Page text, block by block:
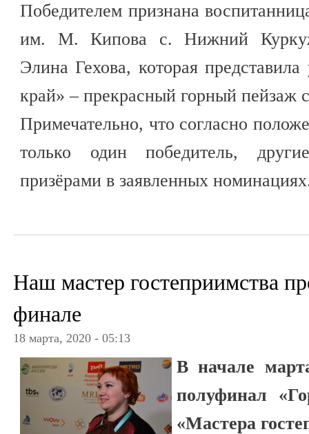
Победителем признана
им. М. Кипова с. Нижний
Элина Гехова, которая
край» – прекрасный горный пейзаж
Примечательно, что согласно
только один победитель,
призёрами в заявленных
Наш мастер гостеприимства
финале
18 марта, 2020 - 05:13
В начале
полуфинал
«Мастера